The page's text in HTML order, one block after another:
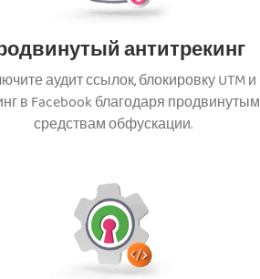
антитрекинг
аудит ссылок, блокировку UTM и
в Facebook благодаря продвинутым
средствам обфускации.